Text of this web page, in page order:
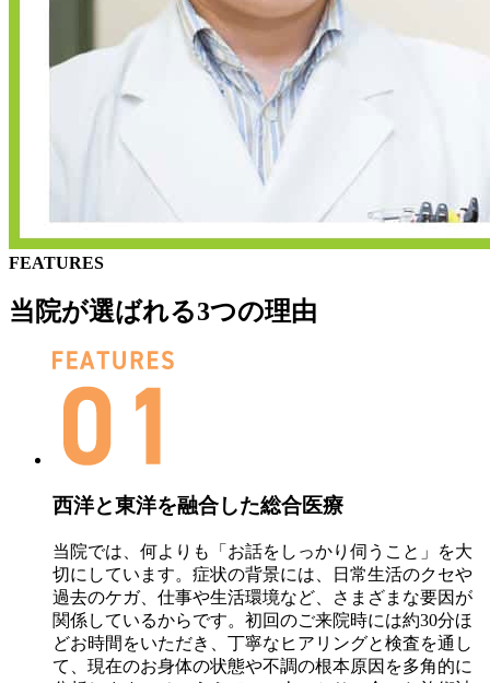
FEATURES
当院が選ばれる3つの理由
西洋と東洋を融合した総合医療
当院では、何よりも「お話をしっかり伺うこと」を大
切にしています。症状の背景には、日常生活のクセや
過去のケガ、仕事や生活環境など、さまざまな要因が
関係しているからです。初回のご来院時には約30分ほ
どお時間をいただき、丁寧なヒアリングと検査を通し
て、現在のお身体の状態や不調の根本原因を多角的に